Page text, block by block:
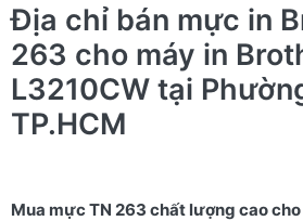
Địa chỉ bán mực in
263 cho máy in
L3210CW tại
TP.HCM
Mua mực TN 263 chất lượng cao